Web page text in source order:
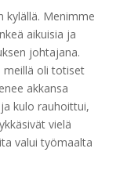
kylällä. Menimme
aikuisia ja
johtajana.
meillä oli totiset
akkansa
kulo rauhoittui,
vielä
valui työmaalta